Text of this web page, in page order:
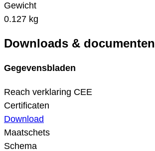
Gewicht
0.127 kg
Downloads & documenten
Gegevensbladen
Reach verklaring CEE
Certificaten
Download
Maatschets
Schema